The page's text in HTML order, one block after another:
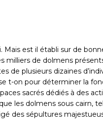
est il établi sur de
milliers de dolmens
de plusieurs dizaines
t-on pour déterminer la
sacrés dédiés à des
les dolmens sous cairn,
des sépultures